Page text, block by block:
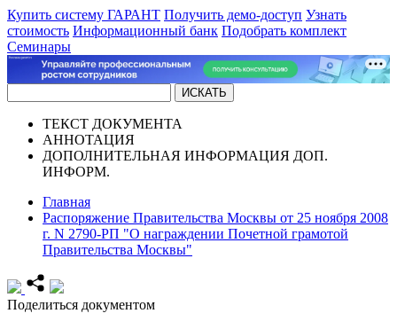
Купить систему ГАРАНТ Получить демо-доступ Узнать
стоимость Информационный банк Подобрать комплект
Семинары
ТЕКСТ ДОКУМЕНТА
АННОТАЦИЯ
ДОПОЛНИТЕЛЬНАЯ ИНФОРМАЦИЯ ДОП.
ИНФОРМ.
Главная
Распоряжение Правительства Москвы от 25 ноября 2008
г. N 2790-РП "О награждении Почетной грамотой
Правительства Москвы"
Поделиться документом